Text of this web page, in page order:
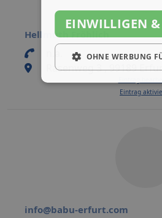
Hellmuth Fröhlich
Rasenweg 3 , 99189
Eintrag
info@babu-erfurt.com
EINWILLIGEN &
OHNE WERBUNG